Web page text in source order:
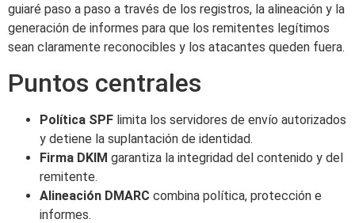
guiaré paso a paso a través de los registros, la alineación y la
generación de informes para que los remitentes legítimos
sean claramente reconocibles y los atacantes queden fuera.
Puntos centrales
Política SPF limita los servidores de envío autorizados
y detiene la suplantación de identidad.
Firma DKIM garantiza la integridad del contenido y del
remitente.
Alineación DMARC combina política, protección e
informes.